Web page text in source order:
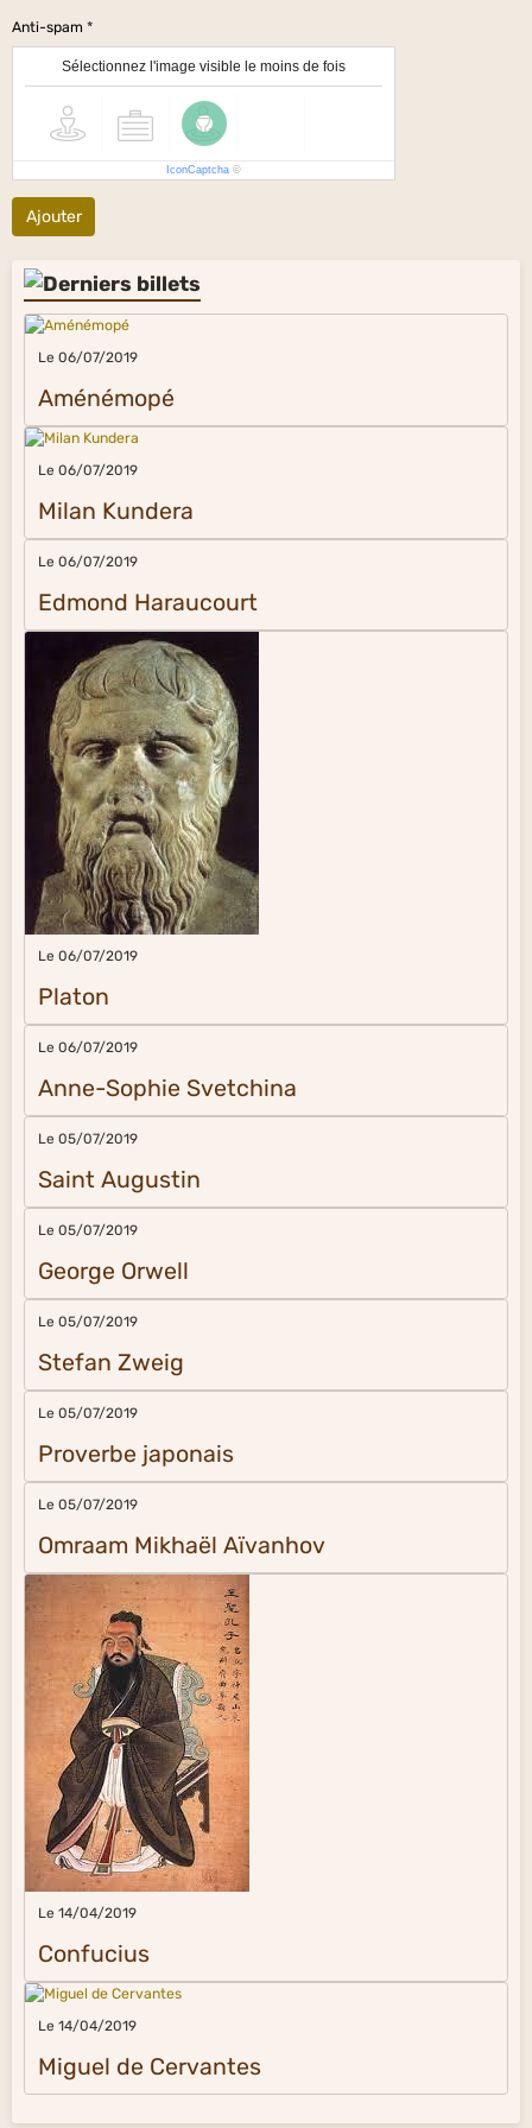
Anti-spam
Sélectionnez l'image visible le moins de fois
IconCaptcha ©
Ajouter
Le 06/07/2019
Aménémopé
Le 06/07/2019
Milan Kundera
Le 06/07/2019
Edmond Haraucourt
Le 06/07/2019
Platon
Le 06/07/2019
Anne-Sophie Svetchina
Le 05/07/2019
Saint Augustin
Le 05/07/2019
George Orwell
Le 05/07/2019
Stefan Zweig
Le 05/07/2019
Proverbe japonais
Le 05/07/2019
Omraam Mikhaël Aïvanhov
Le 14/04/2019
Confucius
Le 14/04/2019
Miguel de Cervantes